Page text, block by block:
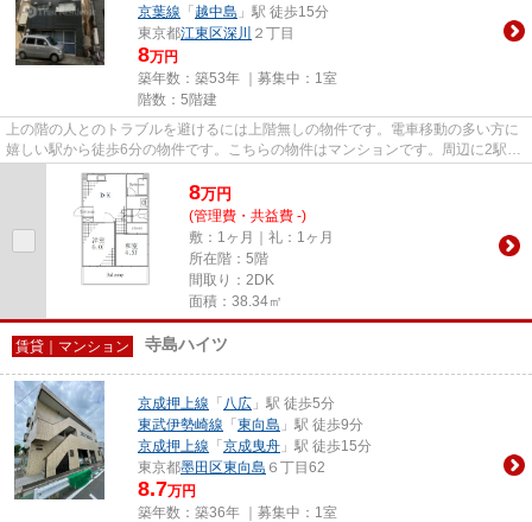
京葉線 「 越中島 」駅 徒歩15分
東京都江東区深川 ２丁目
8万円
築年数：築53年 ｜募集中： 1室
階数：5階建
上の階の人とのトラブルを避けるには上階無しの物件です。電車移動の多い方に
嬉しい駅から徒歩6分の物件です。こちらの物件はマンションです。周辺に2駅あ
るので電車通勤しやすいです...
8万円
(管理費・共益費 -)
敷：1ヶ月｜礼：1ヶ月
所在階：5階
間取り：2DK
面積：38.34㎡
賃貸｜マンション 寺島ハイツ
京成押上線 「 八広 」駅 徒歩5分
東武伊勢崎線 「 東向島 」駅 徒歩9分
京成押上線 「 京成曳舟 」駅 徒歩15分
東京都墨田区東向島 ６丁目62
8.7万円
築年数：築36年 ｜募集中： 1室